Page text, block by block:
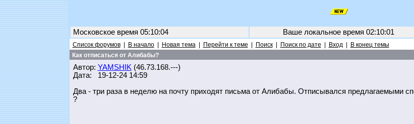
Московское время 05:10:04 Ваше локальное время 02:10:01
Список форумов| В начало| Новая тема| Перейти к теме Поиск| Поиск по дате Вход| В конец темы
Как отписаться от Алибабы?
Автор: YAMSHIK (46.73.168.---)
Дата: 19-12-24 14:59
Два - три раза в неделю на почту приходят письма от Алибабы. Отписывался предлагаемыми
?